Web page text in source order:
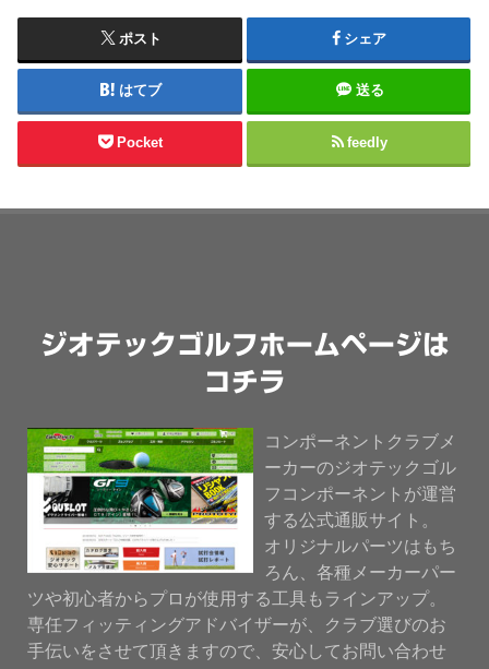
ポスト シェア
はてブ 送る
Pocket feedly
ジオテックゴルフホームページは
コチラ
コンポーネントクラブメ
ーカーのジオテックゴル
フコンポーネントが運営
する公式通販サイト。
オリジナルパーツはもち
ろん、各種メーカーパー
ツや初心者からプロが使用する工具もラインアップ。
専任フィッティングアドバイザーが、クラブ選びのお
手伝いをさせて頂きますので、安心してお問い合わせ